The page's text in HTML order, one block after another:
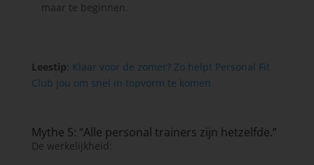
maar te beginnen.
Leestip: Klaar voor de zomer? Zo helpt Personal Fit
Club jou om snel in topvorm te komen
Mythe 5: “Alle personal trainers zijn hetzelfde.”
De werkelijkheid: